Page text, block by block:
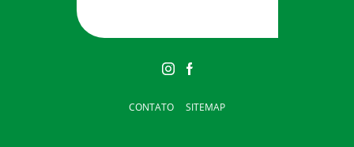
CONTATO SITEMAP